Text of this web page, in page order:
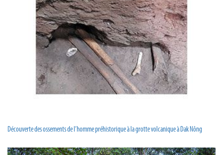
Découverte des ossements de l’homme préhistorique à la grotte volcanique à Dak Nông